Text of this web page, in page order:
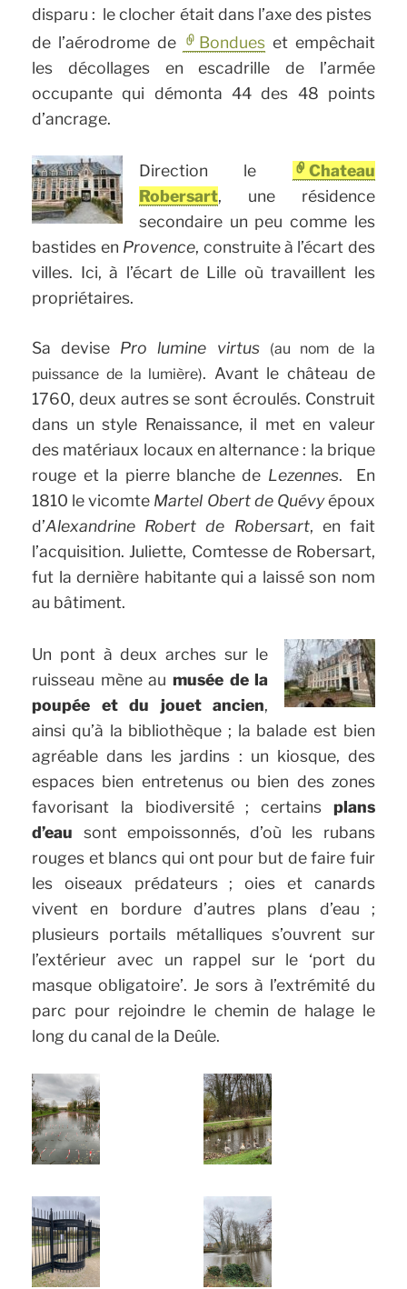
disparu : le clocher était dans l’axe des pistes
de l’aérodrome de
Bondues et empêchait
les décollages en escadrille de l’armée
occupante qui démonta 44 des 48 points
d’ancrage.
Direction le
Chateau
Robersart, une résidence
secondaire un peu comme les
bastides en Provence, construite à l’écart des
villes. Ici, à l’écart de Lille où travaillent les
propriétaires.
Sa devise Pro lumine virtus
(au nom de la
puissance de la lumière). Avant le château de
1760, deux autres se sont écroulés. Construit
dans un style Renaissance, il met en valeur
des matériaux locaux en alternance : la brique
rouge et la pierre blanche de Lezennes. En
1810 le vicomte Martel Obert de Quévyépoux
d’Alexandrine Robert de Robersart, en fait
l’acquisition. Juliette, Comtesse de Robersart,
fut la dernière habitante qui a laissé son nom
au bâtiment.
Un pont à deux arches sur le
ruisseau mène aumusée de la
poupée et du jouet ancien,
ainsi qu’à la bibliothèque ; la balade est bien
agréable dans les jardins : un kiosque, des
espaces bien entretenus ou bien des zones
favorisant la biodiversité ; certains plans
d’eau sont empoissonnés, d’où les rubans
rouges et blancs qui ont pour but de faire fuir
les oiseaux prédateurs ; oies et canards
vivent en bordure d’autres plans d’eau ;
plusieurs portails métalliques s’ouvrent sur
l’extérieur avec un rappel sur le ‘port du
masque obligatoire’. Je sors à l’extrémité du
parc pour rejoindre le chemin de halage le
long du canal de la Deûle.